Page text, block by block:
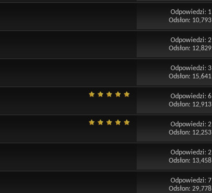
Odpowiedzi: 1
Odsłon: 10,793
Odpowiedzi:2
Odsłon: 12,829
Odpowiedzi:3
Odsłon: 15,641
Odpowiedzi:6
Odsłon: 12,913
Odpowiedzi:2
Odsłon: 12,253
Odpowiedzi:2
Odsłon: 13,458
Odpowiedzi:7
Odsłon: 29,778